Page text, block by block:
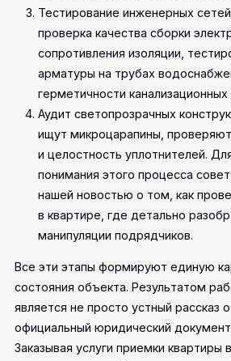
Тестирование инженерных
проверка качества сборки
сопротивления изоляции,
арматуры на трубах
герметичности канализационных
Аудит светопрозрачных
ищут микроцарапины,
и целостность уплотнителей.
понимания этого процесса
нашей новостью о том, как
в квартире, где детально
манипуляции подрядчиков.
Все эти этапы формируют единую
состояния объекта. Результатом
является не просто устный рассказ
официальный юридический
Заказывая услуги приемки квартиры